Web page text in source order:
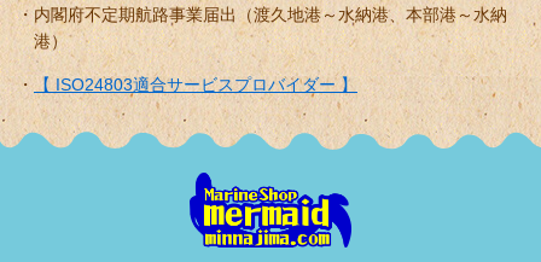
内閣府不定期航路事業届出（渡久地港～水納港、本部港～水納
港）
【 ISO24803適合サービスプロバイダー 】